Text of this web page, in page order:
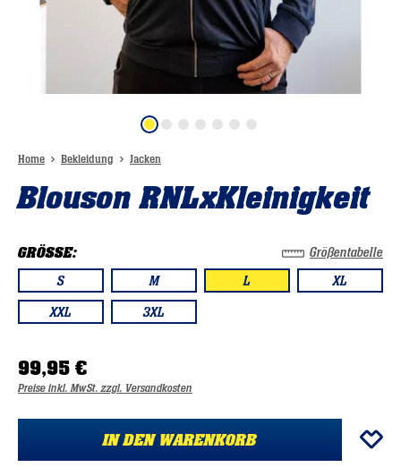
Home Bekleidung Jacken
Blouson RNLxKleinigkeit
GRÖSSE: Größentabelle
S M L XL
XXL 3XL
99,95 €
Preise inkl. MwSt. zzgl. Versandkosten
IN DEN WARENKORB